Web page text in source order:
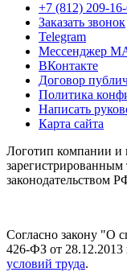
+7 (812) 209-
Заказать звонок
Telegram
Мессенджер
ВКонтакте
Договор
Политика
Написать
Карта сайта
Логотип компании и
зарегистрированным
законодательством
Согласно закону "О
426-ФЗ от 28.12.2013
условий труда.